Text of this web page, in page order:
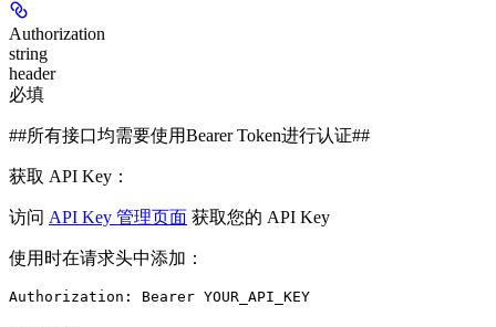
Authorization
string
header
必填
##所有接口均需要使用Bearer Token进行认证##
获取 API Key：
访问 API Key 管理页面 获取您的 API Key
使用时在请求头中添加：
Authorization: Bearer YOUR_API_KEY